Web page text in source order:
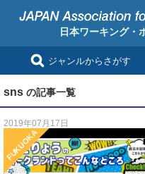
日本ワーキング
ジャンルからさがす
sns の記事一覧
2019年07月17日
FUKUOKA